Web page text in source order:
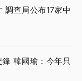
調查局公布17家中
韓國瑜：今年只